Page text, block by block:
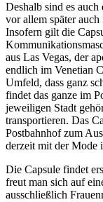
Deshalb sind es
vor allem später
Insofern gilt die
aus Las Vegas, der
endlich im Venetian
Umfeld, dass ganz
findet das ganze im
jeweiligen Stadt
transportieren. Das
Postbahnhof zum
derzeit mit der Mode
Die Capsule findet
freut man sich auf
ausschließlich